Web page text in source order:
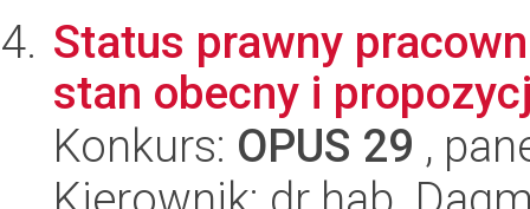
Status prawny
stan obecny i
Konkurs: OPUS 29 ,